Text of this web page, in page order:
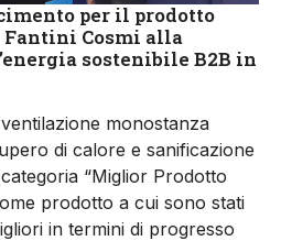
per il prodotto
Fantini Cosmi alla
sostenibile B2B in
monostanza
di calore e sanificazione
“Miglior Prodotto
prodotto a cui sono stati
in termini di progresso